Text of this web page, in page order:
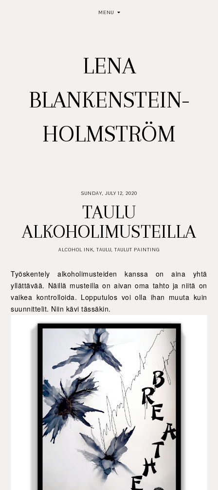
MENU
LENA
BLANKENSTEIN-
HOLMSTRÖM
SUNDAY, JULY 12, 2020
TAULU
ALKOHOLIMUSTEILLA
ALCOHOL INK, TAULU, TAULUT PAINTING
Työskentely alkoholimusteiden kanssa on aina yhtä
yllättävää. Näillä musteilla on aivan oma tahto ja niitä on
vaikea kontrolloida. Lopputulos voi olla ihan muuta kuin
suunnittelit. Niin kävi tässäkin.